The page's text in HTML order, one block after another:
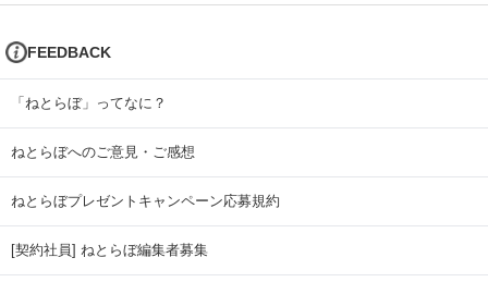
FEEDBACK
「ねとらぼ」ってなに？
ねとらぼへのご意見・ご感想
ねとらぼプレゼントキャンペーン応募規約
[契約社員] ねとらぼ編集者募集